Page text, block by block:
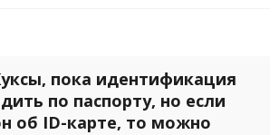
пока идентификация
по паспорту, но если
об ID-карте, то можно